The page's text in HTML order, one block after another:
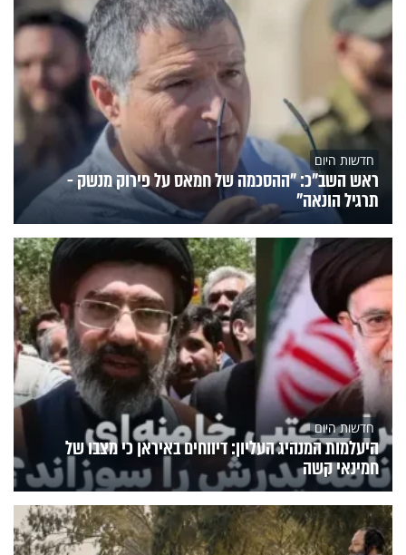
חדשות היום
ראש השב"כ: "ההסכמה של חמאס על פירוק מנשק -
תרגיל הונאה"
חדשות היום
היעלמות המנהיג העליון: דיווחים באיראן כי מצבו של
חמינאי קשה